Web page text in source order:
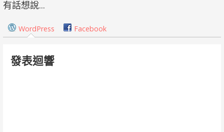
導
覽
有話想說...
WordPress Facebook
發表迴響